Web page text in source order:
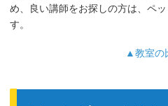
が好きなようで、よく
ど、色んなものを英語
うになり、英語が身に
め、良い講師をお探しの方は、ペ
す。
▲教室の